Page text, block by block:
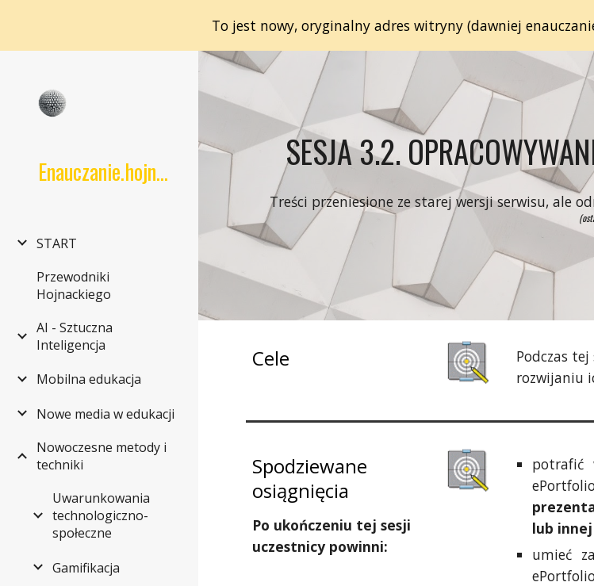
Skip to main content
To jest nowy, oryginalny adres witryny (dawniej
Enauczanie.hojnacki.net
START
Przewodniki
Hojnackiego
AI - Sztuczna
Inteligencja
Mobilna edukacja
Nowe media w edukacji
Nowoczesne metody i
techniki
Uwarunkowania
technologiczno-
społeczne
Gamifikacja
SESJA 3.2.
Treści przeniesione ze starej wersji serwisu, ale
Cele
Podczas
rozwijaniu
Spodziewane
osiągnięcia
Po ukończeniu tej sesji
uczestnicy powinni:
potrafić
lub
umieć